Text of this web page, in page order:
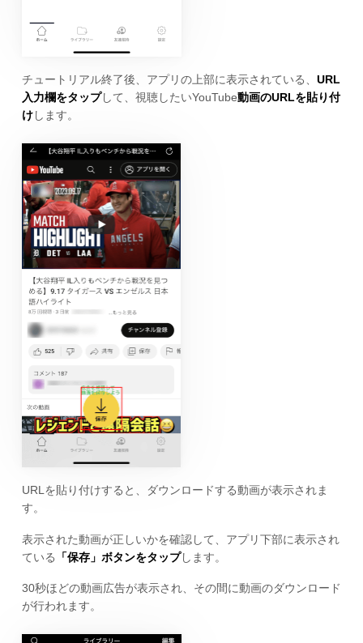
チュートリアル終了後、アプリの上部に表示されている、 URL
入力欄をタップして、視聴したいYouTube動画のURLを貼り付
けします。
URLを貼り付けすると、ダウンロードする動画が表示されま
す。
表示された動画が正しいかを確認して、アプリ下部に表示され
ている
「保存」ボタンをタップします。
30秒ほどの動画広告が表示され、その間に動画のダウンロード
が行われます。